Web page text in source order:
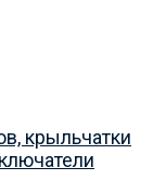
крыльчатки